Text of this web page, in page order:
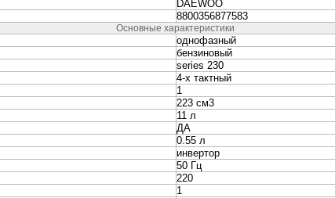
Видеонаблюдение и
Безопасность
Аккумуляторы
Кабели и Переходники